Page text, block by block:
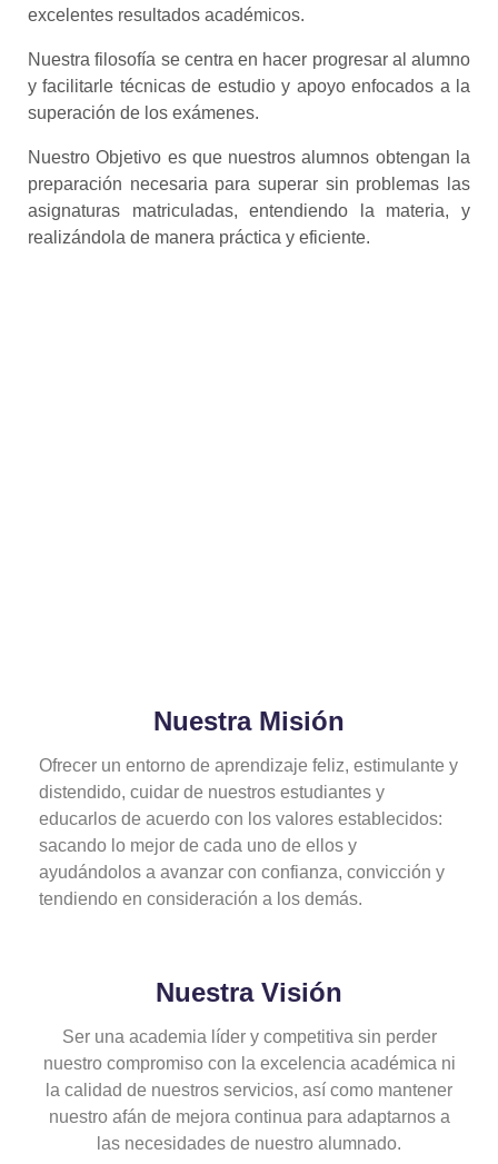
excelentes resultados académicos.
Nuestra filosofía se centra en hacer progresar al alumno
y facilitarle técnicas de estudio y apoyo enfocados a la
superación de los exámenes.
Nuestro Objetivo es que nuestros alumnos obtengan la
preparación necesaria para superar sin problemas las
asignaturas matriculadas, entendiendo la materia, y
realizándola de manera práctica y eficiente.
Nuestra Misión
Ofrecer un entorno de aprendizaje feliz, estimulante y
distendido, cuidar de nuestros estudiantes y
educarlos de acuerdo con los valores establecidos:
sacando lo mejor de cada uno de ellos y
ayudándolos a avanzar con confianza, convicción y
tendiendo en consideración a los demás.
Nuestra Visión
Ser una academia líder y competitiva sin perder
nuestro compromiso con la excelencia académica ni
la calidad de nuestros servicios, así como mantener
nuestro afán de mejora continua para adaptarnos a
las necesidades de nuestro alumnado.